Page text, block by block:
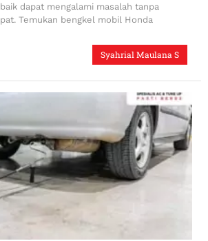
Syahrial Maulana S
dapat mengalami masalah tanpa
Temukan bengkel mobil Honda